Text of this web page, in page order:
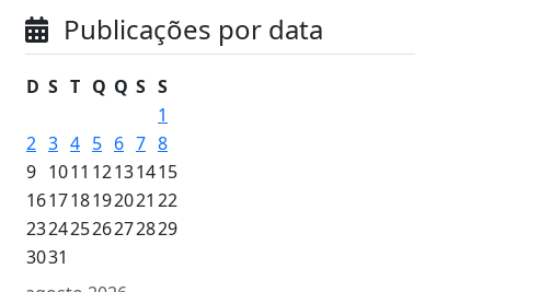
Publicações por data
D S T Q Q S S
1
2 3 4 5 6 7 8
9 1011 12131415
161718192021 22
23242526272829
3031